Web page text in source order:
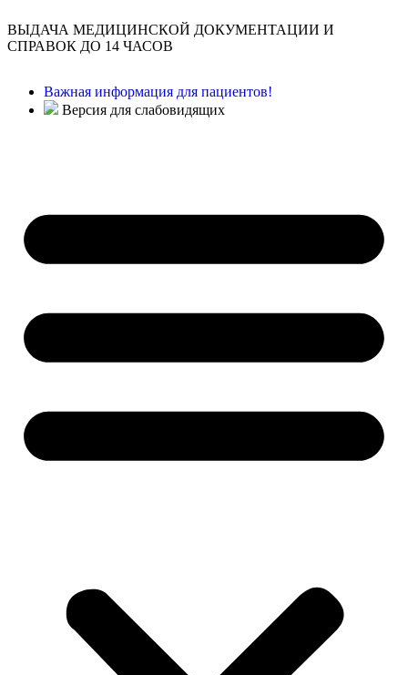
ВЫДАЧА МЕДИЦИНСКОЙ ДОКУМЕНТАЦИИ И
СПРАВОК ДО 14 ЧАСОВ
Важная информация для пациентов!
Версия для слабовидящих